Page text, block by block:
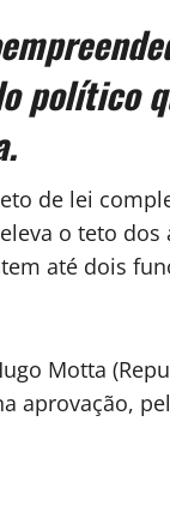
político
de lei
o teto dos
até dois
Motta